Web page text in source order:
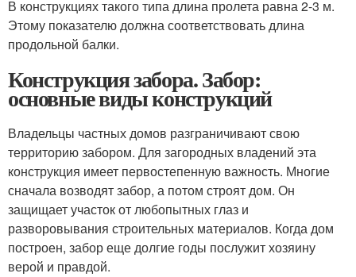
В конструкциях такого типа длина пролета равна 2-3 м.
Этому показателю должна соответствовать длина
продольной балки.
Конструкция забора. Забор:
основные виды конструкций
Владельцы частных домов разграничивают свою
территорию забором. Для загородных владений эта
конструкция имеет первостепенную важность. Многие
сначала возводят забор, а потом строят дом. Он
защищает участок от любопытных глаз и
разворовывания строительных материалов. Когда дом
построен, забор еще долгие годы послужит хозяину
верой и правдой.